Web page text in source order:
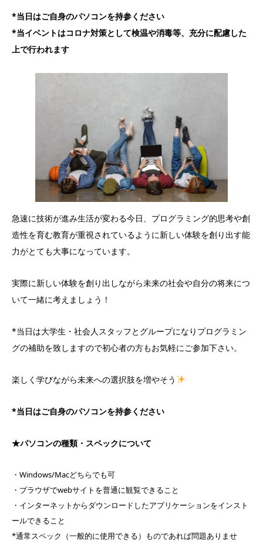
*当日はご自身のパソコンを持参ください
*当イベントはコロナ対策として検温や消毒等、充分に配慮した
上で行われます
急速に技術が進み生活が変わる今日、プログラミング的思考や創
造性を育む教育が重視されているように新しい体験を創り出す能
力がとても大事になっています。
実際に新しい体験を創り出しながら未来の社会や自分の将来につ
いて一緒に考えましょう！
*当日は大学生・社会人スタッフとグループになりプログラミン
グの補助を致しますので初心者の方もお気軽にご参加下さい。
楽しく学びながら未来への選択肢を増やそう
*当日はご自身のパソコンを持参ください
★パソコンの種類・スペックについて
・Windows/Macどちらでも可
・ブラウザでwebサイトを普通に観覧できること
・インターネットからダウンロードしたアプリケーションをインスト
ールできること
*通常スペック（一般的に使用できる）ものであれば問題ありませ